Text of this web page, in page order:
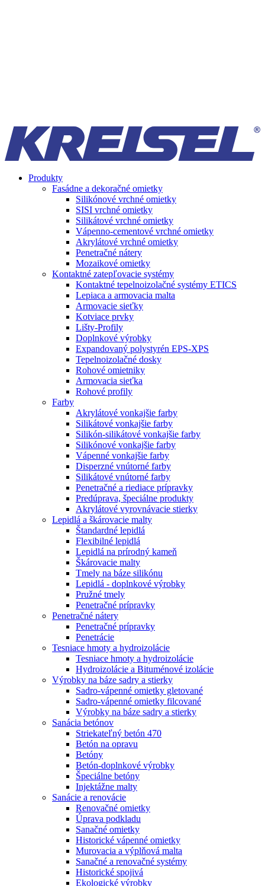
Produkty
Fasádne a dekoračné omietky
Silikónové vrchné omietky
SISI vrchné omietky
Silikátové vrchné omietky
Vápenno-cementové vrchné omietky
Akrylátové vrchné omietky
Penetračné nátery
Mozaikové omietky
Kontaktné zatepľovacie systémy
Kontaktné tepelnoizolačné systémy ETICS
Lepiaca a armovacia malta
Armovacie sieťky
Kotviace prvky
Lišty-Profily
Doplnkové výrobky
Expandovaný polystyrén EPS-XPS
Tepelnoizolačné dosky
Rohové omietniky
Armovacia sieťka
Rohové profily
Farby
Akrylátové vonkajšie farby
Silikátové vonkajšie farby
Silikón-silikátové vonkajšie farby
Silikónové vonkajšie farby
Vápenné vonkajšie farby
Disperzné vnútorné farby
Silikátové vnútorné farby
Penetračné a riediace prípravky
Predúprava, špeciálne produkty
Akrylátové vyrovnávacie stierky
Lepidlá a škárovacie malty
Štandardné lepidlá
Flexibilné lepidlá
Lepidlá na prírodný kameň
Škárovacie malty
Tmely na báze silikónu
Lepidlá - doplnkové výrobky
Pružné tmely
Penetračné prípravky
Penetračné nátery
Penetračné prípravky
Penetrácie
Tesniace hmoty a hydroizolácie
Tesniace hmoty a hydroizolácie
Hydroizolácie a Bituménové izolácie
Výrobky na báze sadry a stierky
Sadro-vápenné omietky gletované
Sadro-vápenné omietky filcované
Výrobky na báze sadry a stierky
Sanácia betónov
Striekateľný betón 470
Betón na opravu
Betóny
Betón-doplnkové výrobky
Špeciálne betóny
Injektážne malty
Sanácie a renovácie
Renovačné omietky
Úprava podkladu
Sanačné omietky
Historické vápenné omietky
Murovacia a výplňová malta
Sanačné a renovačné systémy
Historické spojivá
Ekologické výrobky